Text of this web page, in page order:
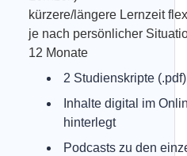
kürzere/längere Lernzeit
je nach persönlicher
12 Monate
2 Studienskripte (.pdf)
Inhalte digital im
hinterlegt
Podcasts zu den